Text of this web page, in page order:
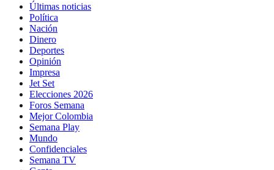
Últimas noticias
Política
Nación
Dinero
Deportes
Opinión
Impresa
Jet Set
Elecciones 2026
Foros Semana
Mejor Colombia
Semana Play
Mundo
Confidenciales
Semana TV